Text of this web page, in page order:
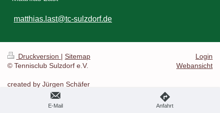
matthias.last@tc-sulzdorf.de
Druckversion | Sitemap
© Tennisclub Sulzdorf e.V.
created by Jürgen Schäfer
Login
Webansicht
E-Mail Anfahrt